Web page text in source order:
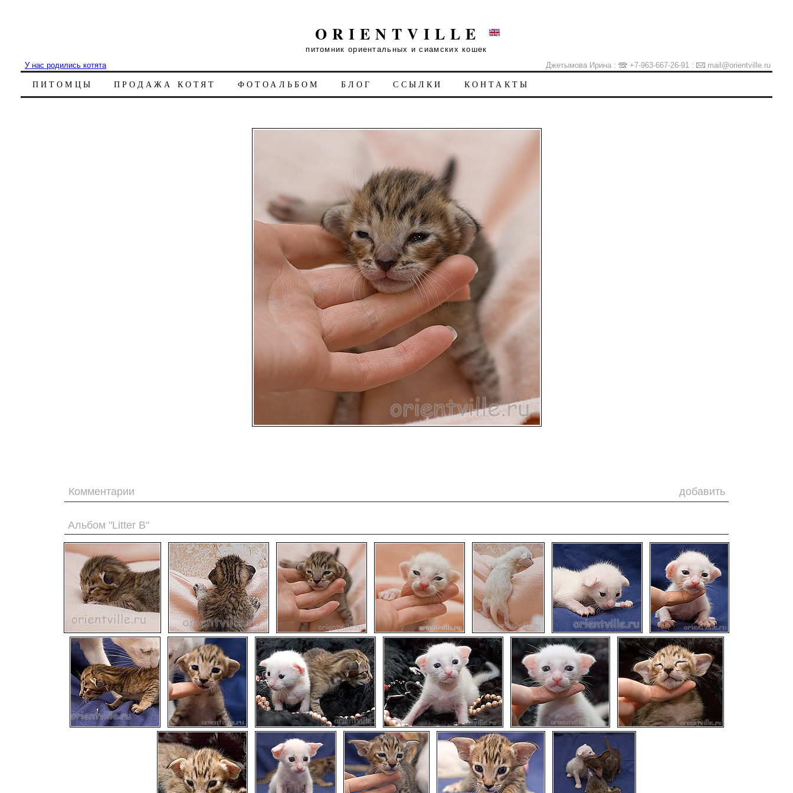
ORIENTVILLE
питомник ориентальных и сиамских кошек
У нас родились котята
Джетымова Ирина : +7-963-667-26-91 : mail@orientville.ru
ПИТОМЦЫ ПРОДАЖА КОТЯТ ФОТОАЛЬБОМ БЛОГ ССЫЛКИ КОНТАКТЫ
Комментарии добавить
Альбом "Litter B"